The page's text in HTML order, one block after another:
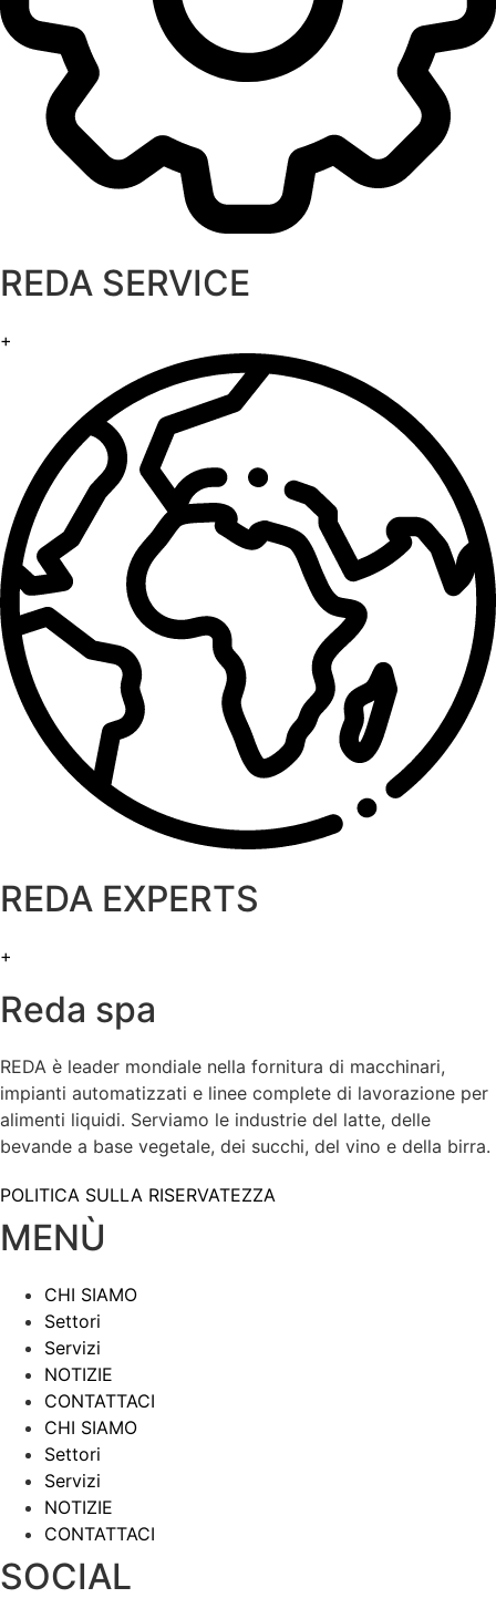
REDA SERVICE​
+
REDA EXPERTS​
+
Reda spa
REDA è leader mondiale nella fornitura di macchinari,
impianti automatizzati e linee complete di lavorazione per
alimenti liquidi. Serviamo le industrie del latte, delle
bevande a base vegetale, dei succhi, del vino e della birra.
POLITICA SULLA RISERVATEZZA
MENÙ
CHI SIAMO
Settori
Servizi
NOTIZIE
CONTATTACI
CHI SIAMO
Settori
Servizi
NOTIZIE
CONTATTACI
SOCIAL